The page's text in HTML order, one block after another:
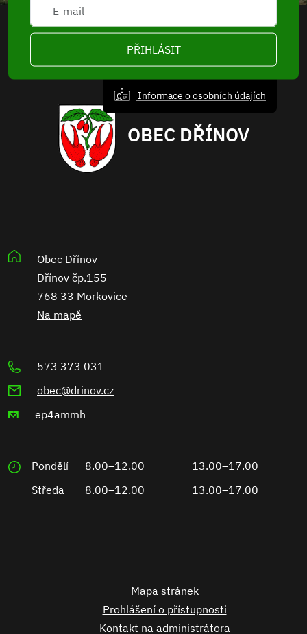
PŘIHLÁSIT
Informace o osobních údajích
OBEC DŘÍNOV
Obec Dřínov
Dřínov čp.155
768 33 Morkovice
Na mapě
573 373 031
obec@drinov.cz
ep4ammh
Pondělí 8.00–12.00
13.00–17.00
Středa
8.00–12.00 13.00–17.00
Mapa stránek
Prohlášení o přístupnosti
Kontakt na administrátora